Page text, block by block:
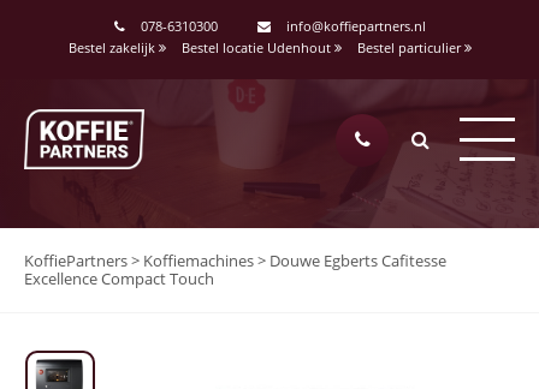
078-6310300
info@koffiepartners.nl
Bestel zakelijk
Bestel locatie Udenhout Bestel particulier
KoffiePartners> Koffiemachines> Douwe Egberts Cafitesse
Excellence Compact Touch